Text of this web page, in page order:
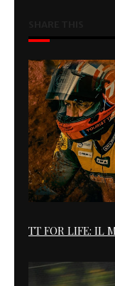
TT FOR LIFE: IL